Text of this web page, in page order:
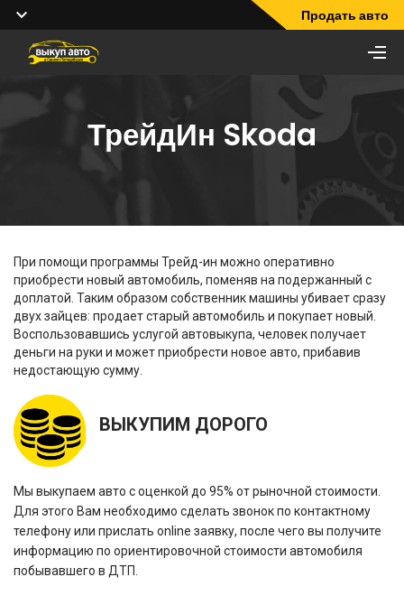
Продать авто
ТрейдИн Skoda
При помощи программы Трейд-ин можно оперативно
приобрести новый автомобиль, поменяв на подержанный с
доплатой. Таким образом собственник машины убивает сразу
двух зайцев: продает старый автомобиль и покупает новый.
Воспользовавшись услугой автовыкупа, человек получает
деньги на руки и может приобрести новое авто, прибавив
недостающую сумму.
ВЫКУПИМ ДОРОГО
Мы выкупаем авто с оценкой до 95% от рыночной стоимости.
Для этого Вам необходимо сделать звонок по контактному
телефону или прислать online заявку, после чего вы получите
информацию по ориентировочной стоимости автомобиля
побывавшего в ДТП.